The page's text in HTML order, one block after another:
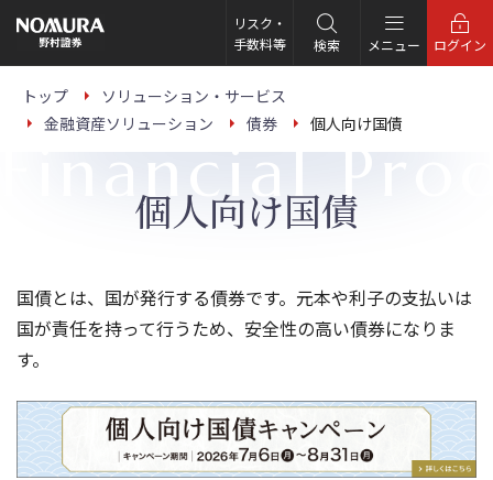
の
ー
リスク・
手数料等
検索 メニュー ログイン
トップ
ソリューション・サービス
金融資産ソリューション
債券 個人向け国債
Financial
個人向け国債
国債とは、国が発行する債券です。元本や利子の支払いは
国が責任を持って行うため、安全性の高い債券になりま
す。